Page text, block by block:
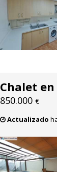
Chalet
850.000 €
Actualizado